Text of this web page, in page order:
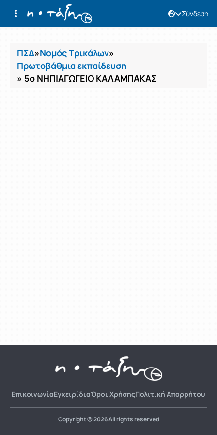
Σύνδεση
Μαθήματα
ΠΣΔ»Νομός Τρικάλων»
Πρωτοβάθμια εκπαίδευση
» 5ο ΝΗΠΙΑΓΩΓΕΙΟ ΚΑΛΑΜΠΑΚΑΣ
ΕπικοινωνίαΕγχειρίδιαΌροι ΧρήσηςΠολιτική Απορρήτου
Copyright © 2026 All rights reserved